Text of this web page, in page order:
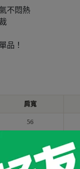
不悶熱
品！
肩寬
56
60